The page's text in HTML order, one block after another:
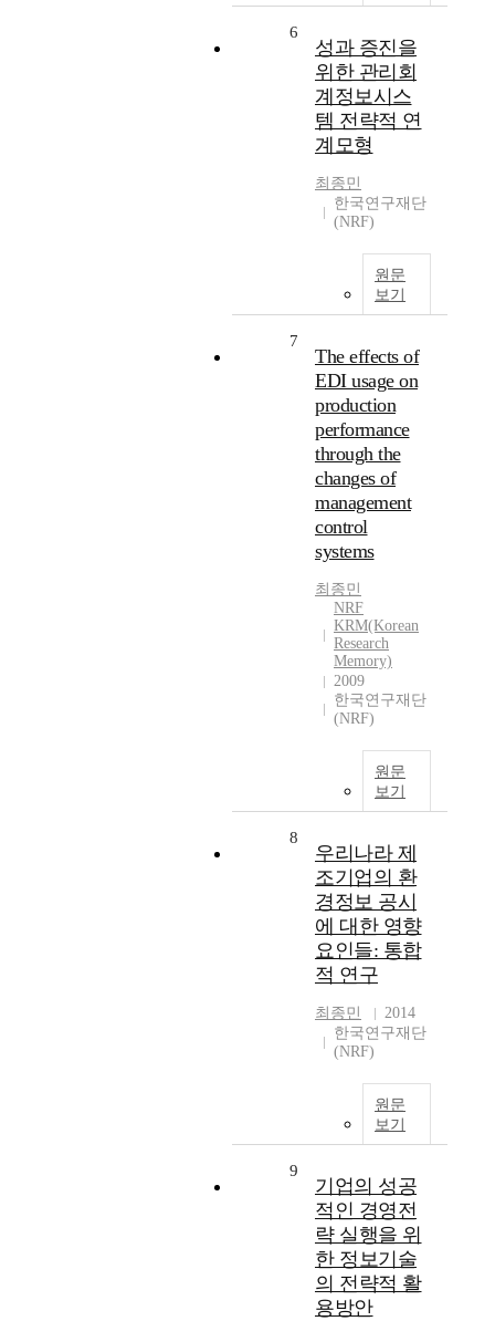
6
성과 증진을
위한 관리회
계정보시스
템 전략적 연
계모형
최종민
한국연구재단
(NRF)
원문
보기
7
The effects of
EDI usage on
production
performance
through the
changes of
management
control
systems
최종민
NRF
KRM(Korean
Research
Memory)
2009
한국연구재단
(NRF)
원문
보기
8
우리나라 제
조기업의 환
경정보 공시
에 대한 영향
요인들: 통합
적 연구
최종민
2014
한국연구재단
(NRF)
원문
보기
9
기업의 성공
적인 경영전
략 실행을 위
한 정보기술
의 전략적 활
용방안